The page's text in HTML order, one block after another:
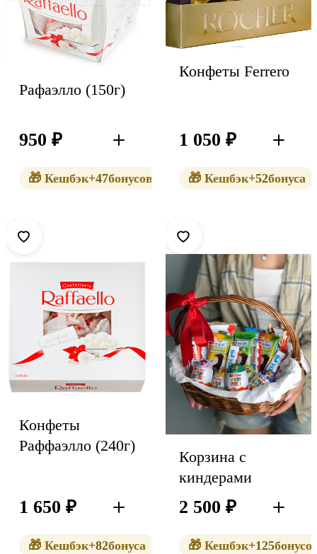
Рафаэлло (150г)
950₽ В корзину
🎁 Кешбэк+47бонусов
Конфеты Ferrero
1 050 ₽ В
🎁 Кешбэк+52бонуса
Конфеты
Раффаэлло (240г)
1 650₽ В корзину
🎁 Кешбэк+82бонуса
Корзина с
киндерами
2 500 ₽ В
🎁 Кешбэк+125